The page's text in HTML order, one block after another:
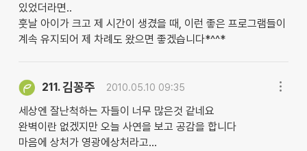
있었더라면..
훗날 아이가 크고 제 시간이 생겼을 때, 이런 좋은 프로그램들이
계속 유지되어 제 차례도 왔으면 좋겠습니다*^^*
211.김꽁주 2010.05.10 09:35
세상엔 잘난척하는 자들이 너무 많은것 같네요
완벽이란 없겠지만 오늘 사연을 보고 공감을 합니다
마음에 상처가 영광에상처라고...